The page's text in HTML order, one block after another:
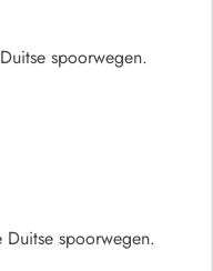
spoorwegen.
spoorwegen.